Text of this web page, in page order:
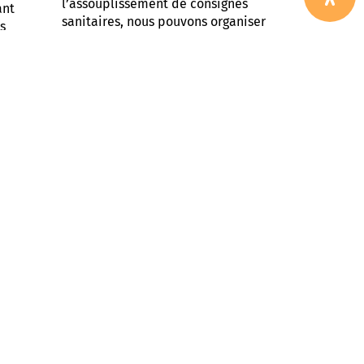
l’assouplissement de consignes
sanitaires, nous pouvons organiser